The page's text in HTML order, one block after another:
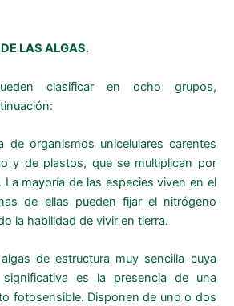
LAS ALGAS.
clasificar en ocho grupos,
de organismos unicelulares carentes
y de plastos, que se multiplican por
mayoría de las especies viven en el
de ellas pueden fijar el nitrógeno
la habilidad de vivir en tierra.
de estructura muy sencilla cuya
significativa es la presencia de una
fotosensible. Disponen de uno o dos